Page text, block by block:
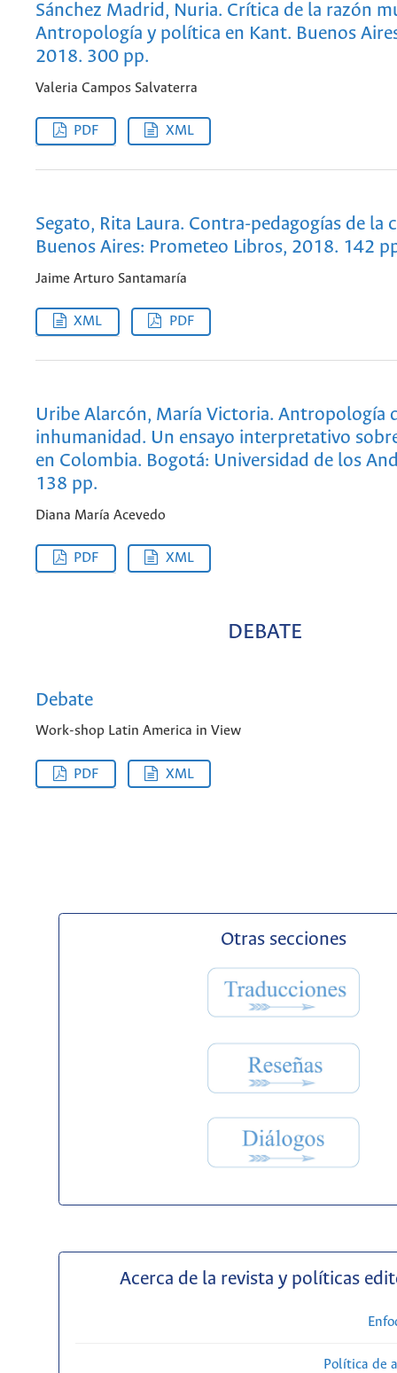
Sánchez Madrid, Nuria. Crítica de la razón
Antropología y política en Kant. Buenos
2018. 300 pp.
Valeria Campos Salvaterra
PDF XML
Segato, Rita Laura. Contra-pedagogías de la
Buenos Aires: Prometeo Libros, 2018. 142
Jaime Arturo Santamaría
XML PDF
Uribe Alarcón, María Victoria. Antropología
inhumanidad. Un ensayo interpretativo
en Colombia. Bogotá: Universidad de los
138 pp.
Diana María Acevedo
PDF XML
DEBATE
Debate
Work-shop Latin America in View
PDF XML
Otras secciones
Acerca de la revista y políticas
Política de